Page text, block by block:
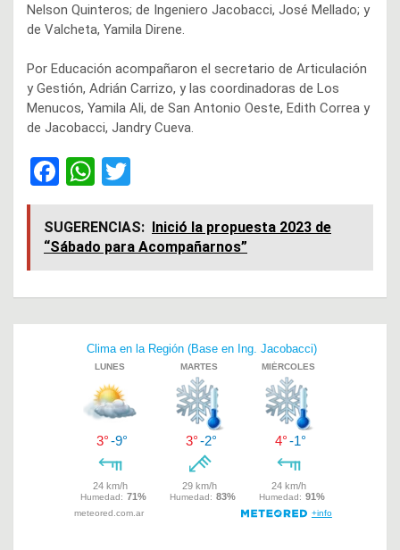
Nelson Quinteros; de Ingeniero Jacobacci, José Mellado; y
de Valcheta, Yamila Direne.
Por Educación acompañaron el secretario de Articulación
y Gestión, Adrián Carrizo, y las coordinadoras de Los
Menucos, Yamila Ali, de San Antonio Oeste, Edith Correa y
de Jacobacci, Jandry Cueva.
F
a
ce
b
W
h
at
s
p
wi
tt
er
SUGERENCIAS: Inició la propuesta 2023 de
“Sábado para Acompañarnos”
entradas